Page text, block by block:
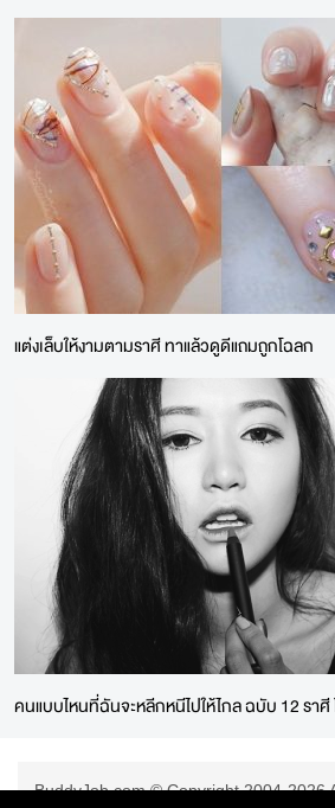
แต่งเล็บให้งามตามราศี ทาแล้วดูดีแถมถูกโฉลก
คนแบบไหนที่ฉันจะหลีกหนีไปให้ไกล ฉบับ 12 รา
BuddyJob.com © Copyright 2004-2026